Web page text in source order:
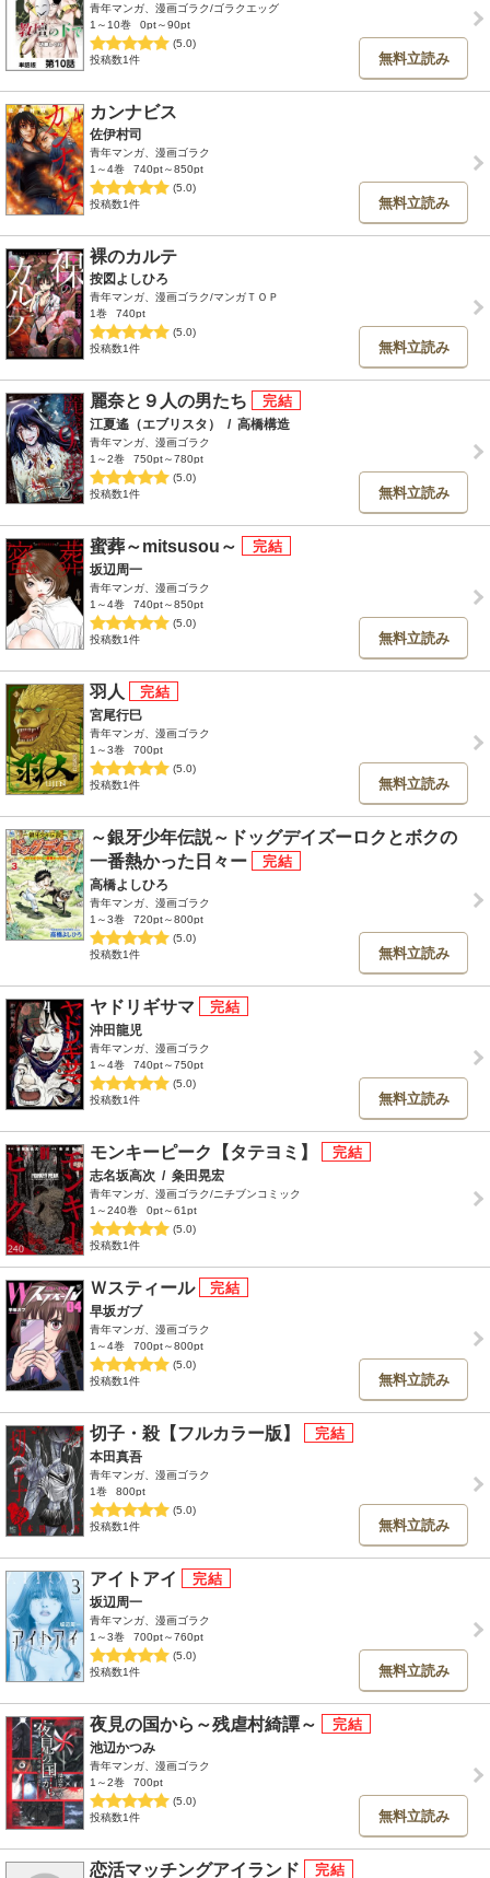
青年マンガ、漫画ゴラク/ゴラクエッグ
1～10巻
0pt～90pt
(5.0)
投稿数1件
無料立読み
カンナビス
佐伊村司
青年マンガ、漫画ゴラク
1～4巻
740pt～850pt
(5.0)
投稿数1件
無料立読み
裸のカルテ
按図よしひろ
青年マンガ、漫画ゴラク/マンガＴＯＰ
1巻
740pt
(5.0)
投稿数1件
無料立読み
麗奈と９人の男たち
江夏遙（エブリスタ） / 高橋構造
青年マンガ、漫画ゴラク
1～2巻
750pt～780pt
(5.0)
投稿数1件
無料立読み
蜜葬～mitsusou～
坂辺周一
青年マンガ、漫画ゴラク
1～4巻
740pt～850pt
(5.0)
投稿数1件
無料立読み
羽人
宮尾行巳
青年マンガ、漫画ゴラク
1～3巻
700pt
(5.0)
投稿数1件
無料立読み
～銀牙少年伝説～ドッグデイズーロクとボクの
一番熱かった日々ー
高橋よしひろ
青年マンガ、漫画ゴラク
1～3巻
720pt～800pt
(5.0)
投稿数1件
無料立読み
ヤドリギサマ
沖田龍児
青年マンガ、漫画ゴラク
1～4巻
740pt～750pt
(5.0)
投稿数1件
無料立読み
モンキーピーク【タテヨミ】
志名坂高次 / 粂田晃宏
青年マンガ、漫画ゴラク/ニチブンコミック
1～240巻
0pt～61pt
(5.0)
投稿数1件
Ｗスティール
早坂ガブ
青年マンガ、漫画ゴラク
1～4巻
700pt～800pt
(5.0)
投稿数1件
無料立読み
切子・殺【フルカラー版】
本田真吾
青年マンガ、漫画ゴラク
1巻
800pt
(5.0)
投稿数1件
無料立読み
アイトアイ
坂辺周一
青年マンガ、漫画ゴラク
1～3巻
700pt～760pt
(5.0)
投稿数1件
無料立読み
夜見の国から～残虐村綺譚～
池辺かつみ
青年マンガ、漫画ゴラク
1～2巻
700pt
(5.0)
投稿数1件
無料立読み
恋活マッチングアイランド